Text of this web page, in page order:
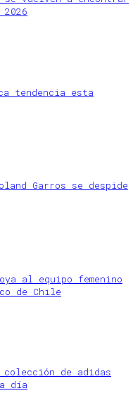
tendencia esta
Garros se despide
al equipo femenino
de Chile
de adidas
día